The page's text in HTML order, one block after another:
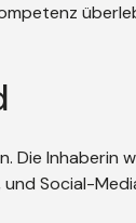
Die Inhaberin
Social-